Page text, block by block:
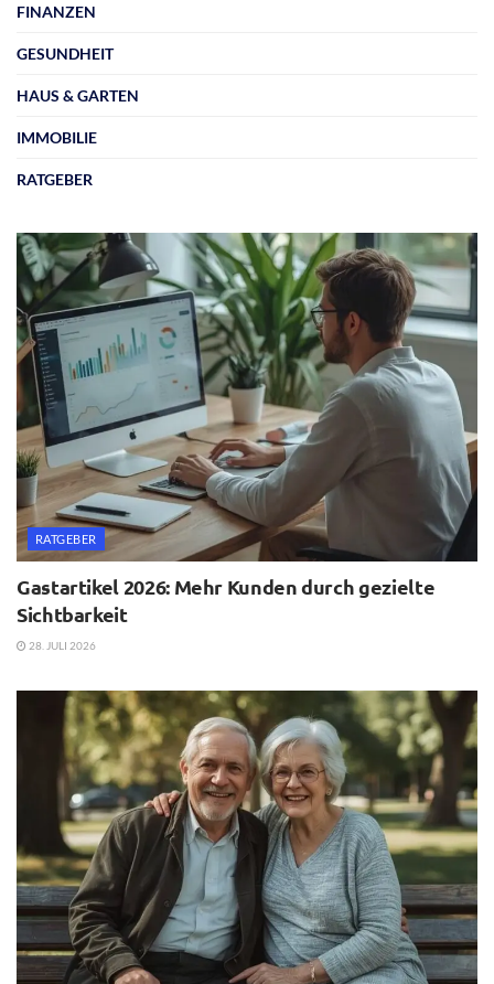
FINANZEN
GESUNDHEIT
HAUS & GARTEN
IMMOBILIE
RATGEBER
RATGEBER
Gastartikel 2026: Mehr Kunden durch gezielte
Sichtbarkeit
28. JULI 2026